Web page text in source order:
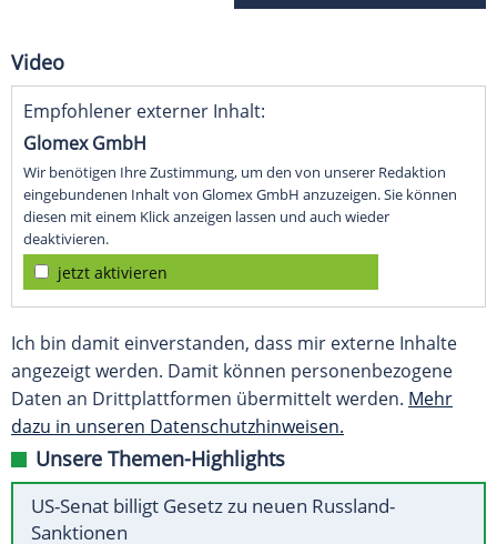
Video
Empfohlener externer Inhalt:
Glomex GmbH
Wir benötigen Ihre Zustimmung, um den von unserer Redaktion
eingebundenen Inhalt von Glomex GmbH anzuzeigen. Sie können
diesen mit einem Klick anzeigen lassen und auch wieder
deaktivieren.
jetzt aktivieren
Ich bin damit einverstanden, dass mir externe Inhalte
angezeigt werden. Damit können personenbezogene
Daten an Drittplattformen übermittelt werden. Mehr
dazu in unseren Datenschutzhinweisen.
Unsere Themen-Highlights
US-Senat billigt Gesetz zu neuen Russland-
Sanktionen